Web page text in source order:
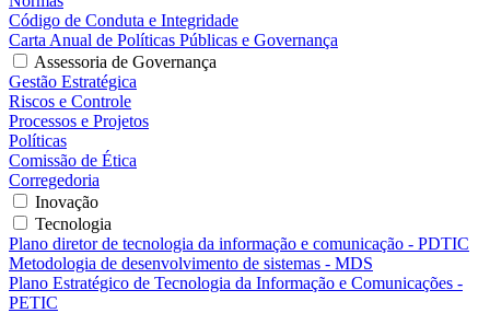
Código de Conduta e Integridade
Carta Anual de Políticas Públicas e Governança
Assessoria de Governança
Gestão Estratégica
Riscos e Controle
Processos e Projetos
Políticas
Comissão de Ética
Corregedoria
Inovação
Tecnologia
Plano diretor de tecnologia da informação e comunicação - PDTIC
Metodologia de desenvolvimento de sistemas - MDS
Plano Estratégico de Tecnologia da Informação e Comunicações -
PETIC